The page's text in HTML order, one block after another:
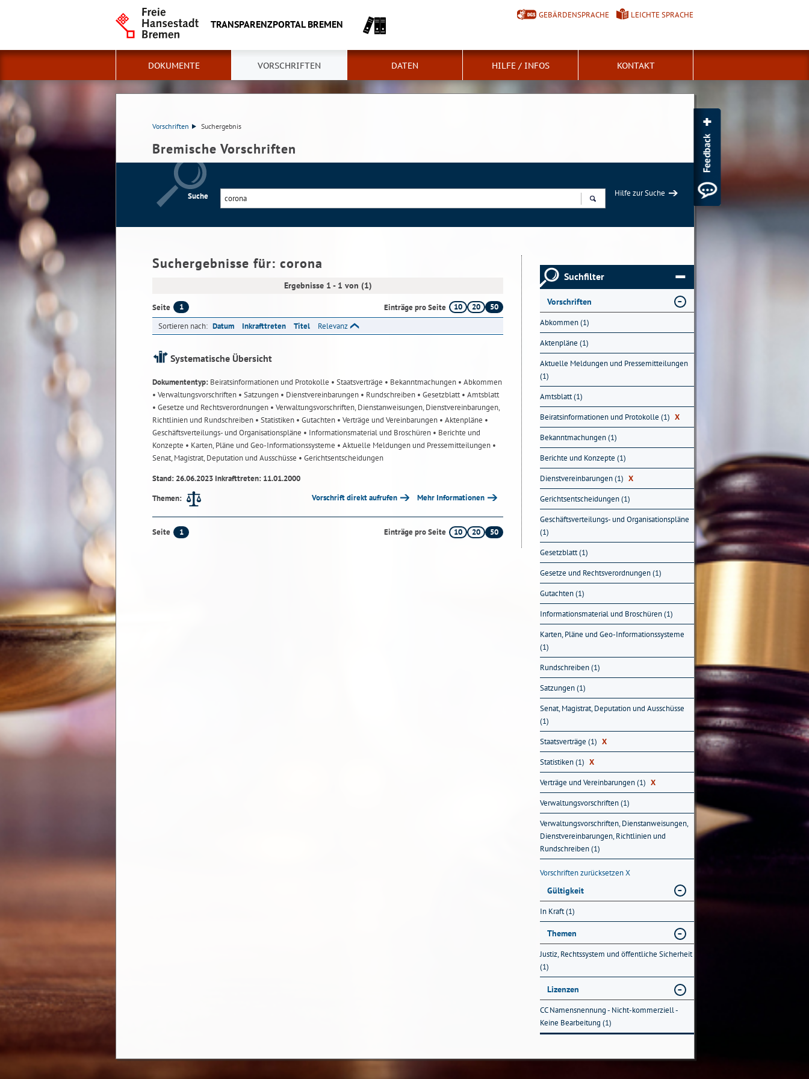
TRANSPARENZPORTAL BREMEN
GEBÄRDENSPRACHE LEICHTE SPRACHE
DOKUMENTE VORSCHRIFTEN DATEN HILFE / INFOS KONTAKT
Vorschriften Suchergebnis
Bremische Vorschriften
Suche
Hilfe zur Suche
Suchergebnisse für: corona
Ergebnisse 1 - 1 von (1)
Seite 1 Einträge pro Seite 10 20
50
Sortieren nach: Datum Inkrafttreten Titel Relevanz
Systematische Übersicht
Dokumententyp: Beiratsinformationen und Protokolle • Staatsverträge • Bekanntmachungen • Abkommen
• Verwaltungsvorschriften • Satzungen • Dienstvereinbarungen • Rundschreiben • Gesetzblatt• Amtsblatt
• Gesetze und Rechtsverordnungen • Verwaltungsvorschriften, Dienstanweisungen, Dienstvereinbarungen,
Richtlinien und Rundschreiben • Statistiken • Gutachten • Verträge und Vereinbarungen • Aktenpläne •
Geschäftsverteilungs- und Organisationspläne • Informationsmaterial und Broschüren • Berichte und
Konzepte • Karten, Pläne und Geo-Informationssysteme • Aktuelle Meldungen und Pressemitteilungen •
Senat, Magistrat, Deputation und Ausschüsse • Gerichtsentscheidungen
Stand: 26.06.2023 Inkrafttreten: 11.01.2000
Themen:
Vorschrift direkt aufrufen Mehr Informationen
Seite 1 Einträge pro Seite 10 20 50
Suchfilter
Vorschriften
Abkommen (1)
Aktenpläne (1)
Aktuelle Meldungen und Pressemitteilungen
(1)
Amtsblatt (1)
Beiratsinformationen und Protokolle (1) X
Bekanntmachungen (1)
Berichte und Konzepte (1)
Dienstvereinbarungen (1) X
Gerichtsentscheidungen (1)
Geschäftsverteilungs- und Organisationspläne
(1)
Gesetzblatt (1)
Gesetze und Rechtsverordnungen (1)
Gutachten (1)
Informationsmaterial und Broschüren (1)
Karten, Pläne und Geo-Informationssysteme
(1)
Rundschreiben (1)
Satzungen (1)
Senat, Magistrat, Deputation und Ausschüsse
(1)
Staatsverträge (1) X
Statistiken (1) X
Verträge und Vereinbarungen (1) X
Verwaltungsvorschriften (1)
Verwaltungsvorschriften, Dienstanweisungen,
Dienstvereinbarungen, Richtlinien und
Rundschreiben (1)
Vorschriften zurücksetzenX
Gültigkeit
In Kraft (1)
Themen
Justiz, Rechtssystem und öffentliche Sicherheit
(1)
Lizenzen
CC Namensnennung - Nicht-kommerziell -
Keine Bearbeitung (1)